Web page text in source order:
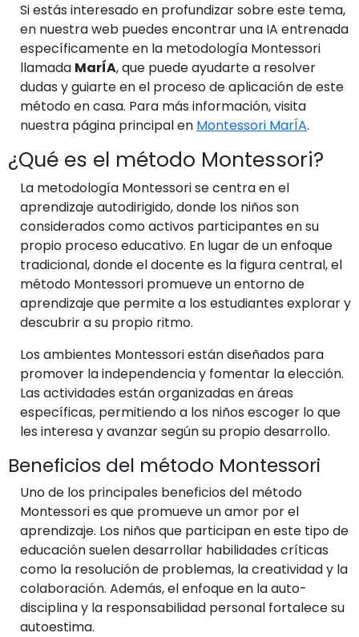
Si estás interesado en profundizar sobre este tema,
en nuestra web puedes encontrar una IA entrenada
específicamente en la metodología Montessori
llamada MarÍA, que puede ayudarte a resolver
dudas y guiarte en el proceso de aplicación de este
método en casa. Para más información, visita
nuestra página principal en Montessori MarÍA.
¿Qué es el método Montessori?
La metodología Montessori se centra en el
aprendizaje autodirigido, donde los niños son
considerados como activos participantes en su
propio proceso educativo. En lugar de un enfoque
tradicional, donde el docente es la figura central, el
método Montessori promueve un entorno de
aprendizaje que permite a los estudiantes explorar y
descubrir a su propio ritmo.
Los ambientes Montessori están diseñados para
promover la independencia y fomentar la elección.
Las actividades están organizadas en áreas
específicas, permitiendo a los niños escoger lo que
les interesa y avanzar según su propio desarrollo.
Beneficios del método Montessori
Uno de los principales beneficios del método
Montessori es que promueve un amor por el
aprendizaje. Los niños que participan en este tipo de
educación suelen desarrollar habilidades críticas
como la resolución de problemas, la creatividad y la
colaboración. Además, el enfoque en la auto-
disciplina y la responsabilidad personal fortalece su
autoestima.